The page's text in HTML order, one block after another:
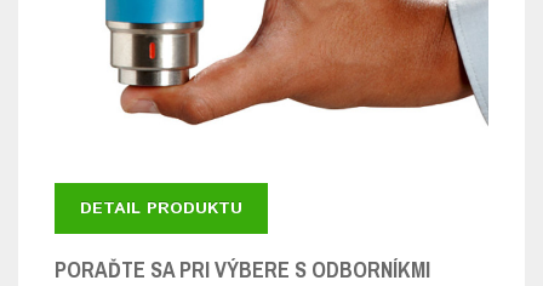
DETAIL PRODUKTU
PORAĎTE SA PRI VÝBERE S ODBORNÍKMI